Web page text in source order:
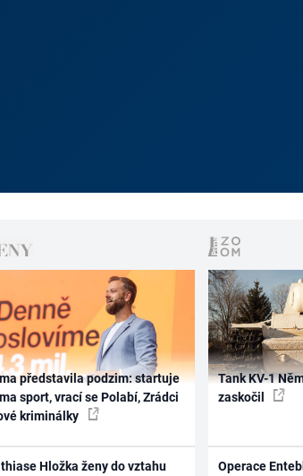
představila podzim: startuje
sport, vrací se Polabí, Zrádci
kriminálky
Hložka ženy do vztahu
Tank KV-1
zaskočil
Operace